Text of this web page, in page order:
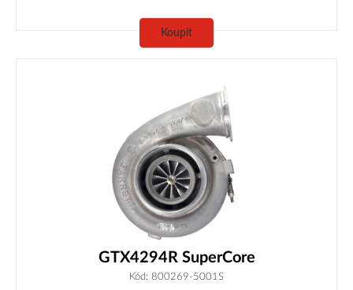
Koupit
GTX4294R SuperCore
Kód: 800269-5001S